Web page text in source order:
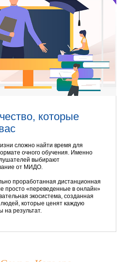
которые
сложно найти время для
очного обучения. Именно
выбирают
от МИДО.
проработанная дистанционная
просто «переведенные в онлайн»
экосистема, созданная
которые ценят каждую
на результат.